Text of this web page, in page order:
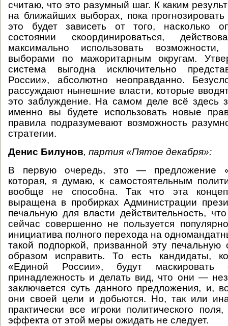
считаю, что это разумный шаг. К каким
на ближайших выборах, пока
это будет зависеть от того, насколько
состоянии скоординироваться,
максимально использовать возможности,
выборами по мажоритарным округам.
система выгодна исключительно
России», абсолютно неоправданно.
рассуждают нынешние власти, которые
это заблуждение. На самом деле всё здесь
именно вы будете использовать новые
правила подразумевают возможность
стратегии.
Денис Билунов, партия «Пятое декабря»:
В первую очередь, это — предложение
которая, я думаю, к самостоятельным
вообще не способна. Так что эта
выращена в пробирках Администрации
печальную для власти действительность,
сейчас совершенно не пользуется
инициатива полного перехода на
такой подпоркой, призванной эту печальную
образом исправить. То есть кандидаты,
«Единой России», будут маскировать
принадлежность и делать вид, что они —
заключается суть данного предложения, и,
они своей цели и добьются. Но, так или
практически все игроки политического
эффекта от этой меры ожидать не следует.